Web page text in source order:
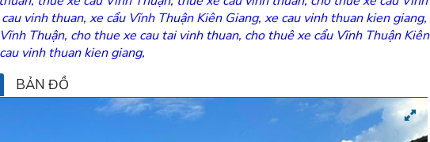
vinh thuan, xe cẩu Vĩnh Thuận Kiên Giang, xe cau vinh thuan kien giang,
Thuận, cho thue xe cau tai vinh thuan, cho thuê xe cẩu Vĩnh Thuận Kiên
vinh thuan kien giang,
BẢN ĐỒ